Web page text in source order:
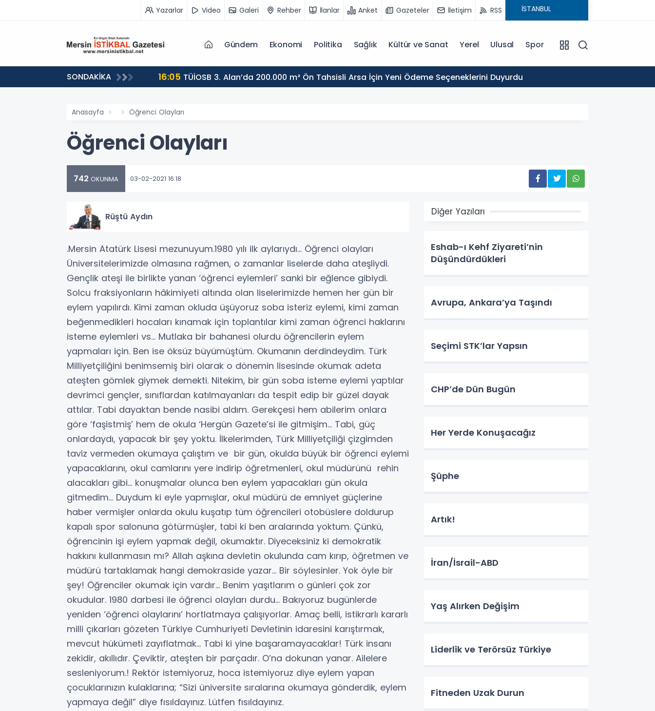
Yazarlar Video Galeri Rehber İlanlar Anket Gazeteler İletişim RSS
Gündem Ekonomi Politika Sağlık Kültür ve Sanat Yerel Ulusal Spor
SONDAKİKA 16:05 TÜİOSB 3. Alan’da 200.000 m² Ön Tahsisli Arsa İçin Yeni Ödeme Seçeneklerini Duyurdu
Anasayfa Öğrenci Olayları
Öğrenci Olayları
742 OKUNMA 03-02-2021 16:18
Rüştü Aydın
.Mersin Atatürk Lisesi mezunuyum.1980 yılı ilk aylarıydı... Öğrenci olayları
Üniversitelerimizde olmasına rağmen, o zamanlar liselerde daha ateşliydi.
Gençlik ateşi ile birlikte yanan ‘öğrenci eylemleri’ sanki bir eğlence gibiydi.
Solcu fraksiyonların hâkimiyeti altında olan liselerimizde hemen her gün bir
eylem yapılırdı. Kimi zaman okluda üşüyoruz soba isteriz eylemi, kimi zaman
beğenmedikleri hocaları kınamak için toplantılar kimi zaman öğrenci haklarını
isteme eylemleri vs… Mutlaka bir bahanesi olurdu öğrencilerin eylem
yapmaları için. Ben ise öksüz büyümüştüm. Okumanın derdindeydim. Türk
Milliyetçiliğini benimsemiş biri olarak o dönemin lisesinde okumak adeta
ateşten gömlek giymek demekti. Nitekim, bir gün soba isteme eylemi yaptılar
devrimci gençler, sınıflardan katılmayanları da tespit edip bir güzel dayak
attılar. Tabi dayaktan bende nasibi aldım. Gerekçesi hem abilerim onlara
göre ‘faşistmiş’ hem de okula ‘Hergün Gazete’si ile gitmişim… Tabi, güç
onlardaydı, yapacak bir şey yoktu. İlkelerimden, Türk Milliyetçiliği çizgimden
taviz vermeden okumaya çalıştım ve bir gün, okulda büyük bir öğrenci eylemi
yapacaklarını, okul camlarını yere indirip öğretmenleri, okul müdürünü rehin
alacakları gibi… konuşmalar olunca ben eylem yapacakları gün okula
gitmedim… Duydum ki eyle yapmışlar, okul müdürü de emniyet güçlerine
haber vermişler onlarda okulu kuşatıp tüm öğrencileri otobüslere doldurup
kapalı spor salonuna götürmüşler, tabi ki ben aralarında yoktum. Çünkü,
öğrencinin işi eylem yapmak değil, okumaktır. Diyeceksiniz ki demokratik
hakkını kullanmasın mı? Allah aşkına devletin okulunda cam kırıp, öğretmen ve
müdürü tartaklamak hangi demokraside yazar… Bir söylesinler. Yok öyle bir
şey! Öğrenciler okumak için vardır… Benim yaşıtlarım o günleri çok zor
okudular. 1980 darbesi ile öğrenci olayları durdu… Bakıyoruz bugünlerde
yeniden ‘öğrenci olaylarını’ hortlatmaya çalışıyorlar. Amaç belli, istikrarlı kararlı
milli çıkarları gözeten Türkiye Cumhuriyeti Devletinin idaresini karıştırmak,
mevcut hükümeti zayıflatmak… Tabi ki yine başaramayacaklar! Türk insanı
zekidir, akıllıdır. Çeviktir, ateşten bir parçadır. O’na dokunan yanar. Ailelere
sesleniyorum.! Rektör istemiyoruz, hoca istemiyoruz diye eylem yapan
çocuklarınızın kulaklarına; “Sizi üniversite sıralarına okumaya gönderdik, eylem
yapmaya değil” diye fısıldayınız. Lütfen fısıldayınız.
Diğer Yazıları
Eshab-ı Kehf Ziyareti’nin
Düşündürdükleri
Avrupa, Ankara’ya Taşındı
Seçimi STK’lar Yapsın
CHP’de Dün Bugün
Her Yerde Konuşacağız
Şüphe
Artık!
İran/İsrail-ABD
Yaş Alırken Değişim
Liderlik ve Terörsüz Türkiye
Fitneden Uzak Durun